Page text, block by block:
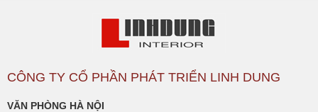
CÔNG TY CỔ PHẦN PHÁT TRIỂN LINH DUNG
VĂN PHÒNG HÀ NỘI